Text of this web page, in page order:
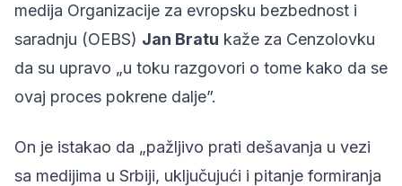
medija Organizacije za evropsku bezbednost i
saradnju (OEBS) Jan Bratu kaže za Cenzolovku
da su upravo „u toku razgovori o tome kako da se
ovaj proces pokrene dalje”.
On je istakao da „pažljivo prati dešavanja u vezi
sa medijima u Srbiji, uključujući i pitanje formiranja